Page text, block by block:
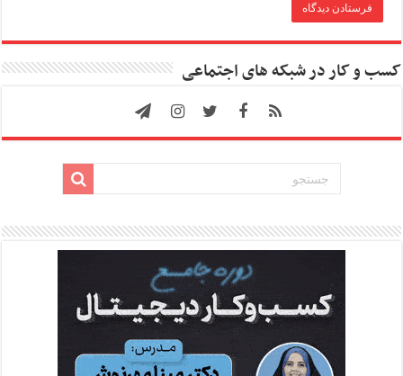
کسب و کار در شبکه های اجتماعی